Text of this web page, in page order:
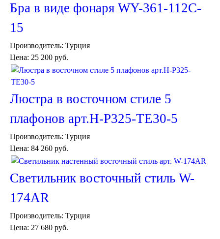
Абажуры
Пуфы и стулья
Консоли
Шкафы
Ширмы
Спальня Марокко
Уход за мебелью
Светильники для хамама
Кувшины и чаши в хамам
Краны и смесители в хамам
Раковины латунные и медные
Аксессуары в хамам
Плитка Марокко
Мозаика Марокко
Двери Марокко
Бабуши тапочки
Бра в виде фонаря WY-361-112C-
15
Производитель: Турция
Цена: 25 200 руб.
Люстра в восточном стиле 5
плафонов арт.H-P325-TE30-5
Производитель: Турция
Цена: 84 260 руб.
Светильник восточный стиль W-
174AR
Производитель: Турция
Цена: 27 680 руб.